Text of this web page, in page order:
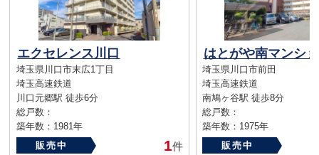
エクセレンス川口
埼玉県川口市末広1丁目
埼玉高速鉄道
川口元郷駅 徒歩6分
総戸数：
築年数：1981年
販売中
1件
はとがや南マンシ
埼玉県川口市前田
埼玉高速鉄道
南鳩ヶ谷駅 徒歩8分
総戸数：
築年数：1975年
販売中